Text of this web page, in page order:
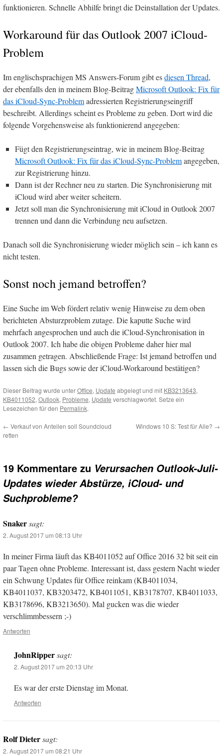
funktionieren. Schnelle Abhilfe bringt die Deinstallation der Updates.
Workaround für das Outlook 2007 iCloud-
Problem
Im englischsprachigen MS Answers-Forum gibt esdiesen Thread,
der ebenfalls den in meinem Blog-BeitragMicrosoft Outlook: Fix für
das iCloud-Sync-Problemadressierten Registrierungseingriff
beschreibt. Allerdings scheint es Probleme zu geben. Dort wird die
folgende Vorgehensweise als funktionierend angegeben:
Fügt den Registrierungseintrag, wie in meinem Blog-Beitrag
Microsoft Outlook: Fix für das iCloud-Sync-Problemangegeben,
zur Registrierung hinzu.
Dann ist der Rechner neu zu starten. Die Synchronisierung mit
iCloud wird aber weiter scheitern.
Jetzt soll man die Synchronisierung mit iCloud in Outlook 2007
trennen und dann die Verbindung neu aufsetzen.
Danach soll die Synchronisierung wieder möglich sein – ich kann es
nicht testen.
Sonst noch jemand betroffen?
Eine Suche im Web fördert relativ wenig Hinweise zu dem oben
berichteten Absturzproblem zutage. Die kaputte Suche wird
mehrfach angesprochen und auch die iCloud-Synchronisation in
Outlook 2007. Ich habe die obigen Probleme daher hier mal
zusammen getragen. Abschließende Frage: Ist jemand betroffen und
lassen sich die Bugs sowie der iCloud-Workaround bestätigen?
Dieser Beitrag wurde unterOffice, Update abgelegt und mit KB3213643,
KB4011052, Outlook, Probleme, Update verschlagwortet. Setze ein
Lesezeichen für den Permalink.
← Verkauf von Anteilen soll Soundcloud
retten
Windows 10 S: Test für Alle? →
19 Kommentare zu Verursachen Outlook-Juli-
Updates wieder Abstürze, iCloud- und
Suchprobleme?
Snakersagt:
2. August 2017 um 08:13 Uhr
In meiner Firma läuft das KB4011052 auf Office 2016 32 bit seit ein
paar Tagen ohne Probleme. Interessant ist, dass gestern Nacht wieder
ein Schwung Updates für Office reinkam (KB4011034,
KB4011037, KB3203472, KB4011051, KB3178707, KB4011033,
KB3178696, KB3213650). Mal gucken was die wieder
verschlimmbessern ;-)
Antworten
JohnRipper sagt:
2. August 2017 um 20:13 Uhr
Es war der erste Dienstag im Monat.
Antworten
Rolf Dietersagt:
2. August 2017 um 08:21 Uhr